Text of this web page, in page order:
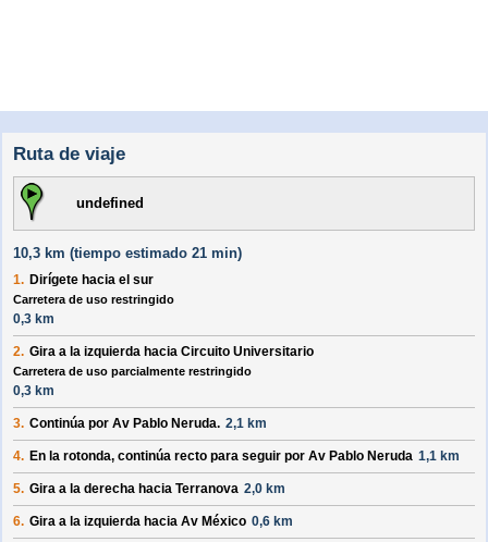
Ruta de viaje
undefined
10,3 km (tiempo estimado 21 min)
1. Dirígete hacia el sur
Carretera de uso restringido
0,3 km
2. Gira a la izquierda hacia Circuito Universitario
Carretera de uso parcialmente restringido
0,3 km
3. Continúa por Av Pablo Neruda. 2,1 km
4. En la rotonda, continúa recto para seguir por Av Pablo Neruda 1,1 km
5. Gira a la derecha hacia Terranova 2,0 km
6. Gira a la izquierda hacia Av México 0,6 km